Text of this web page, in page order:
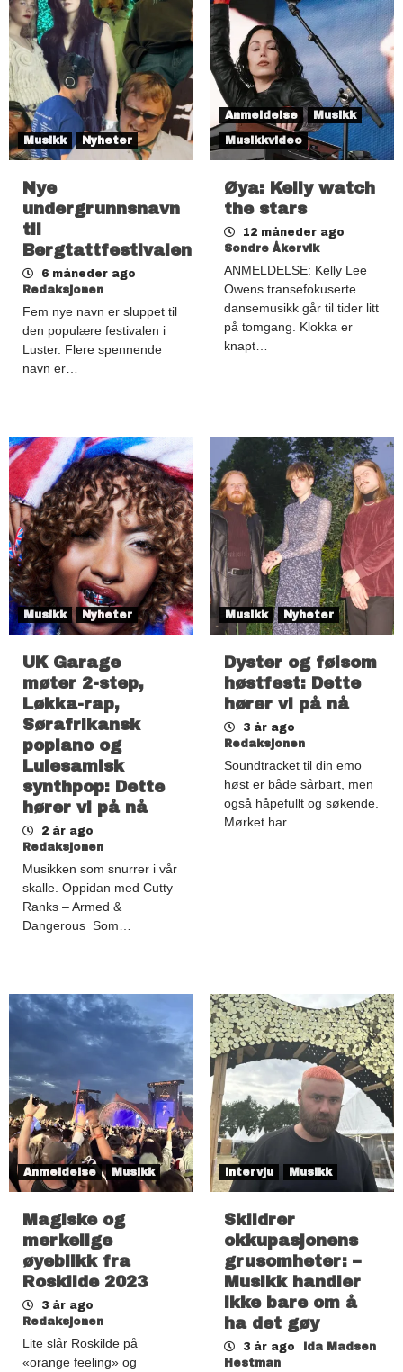
Musikk Nyheter
Nye
undergrunnsnavn
til
Bergtattfestivalen
6 måneder ago
Redaksjonen
Fem nye navn er sluppet til
den populære festivalen i
Luster. Flere spennende
navn er…
Anmeldelse
Musikk
Musikkvideo
Øya: Kelly watch
the stars
12 måneder ago
Sondre Åkervik
ANMELDELSE: Kelly Lee
Owens transefokuserte
dansemusikk går til tider litt
på tomgang. Klokka er
knapt…
Musikk Nyheter
UK Garage
møter 2-step,
Løkka-rap,
Sørafrikansk
popiano og
Lulesamisk
synthpop: Dette
hører vi på nå
2 år ago
Redaksjonen
Musikken som snurrer i vår
skalle. Oppidan med Cutty
Ranks – Armed &
Dangerous Som…
Musikk Nyheter
Dyster og følsom
høstfest: Dette
hører vi på nå
3 år ago
Redaksjonen
Soundtracket til din emo
høst er både sårbart, men
også håpefullt og søkende.
Mørket har…
Anmeldelse Musikk
Magiske og
merkelige
øyeblikk fra
Roskilde 2023
3 år ago
Redaksjonen
Lite slår Roskilde på
«orange feeling» og
Intervju Musikk
Skildrer
okkupasjonens
grusomheter: –
Musikk handler
ikke bare om å
ha det gøy
3 år ago
Ida Madsen
Hestman